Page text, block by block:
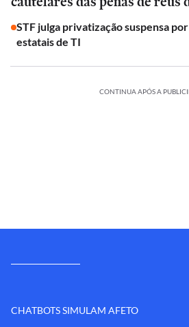
STF julga privatização suspensa
estatais de TI
CONTINUA APÓS A
CHATBOTS SIMULAM AFETO